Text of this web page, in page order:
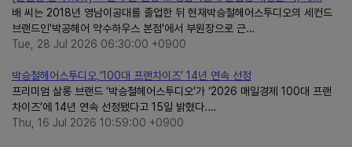
배 씨는 2018년 영남이공대를 졸업한 뒤 현재박승철헤어스투디오의 세컨드
브랜드인'박공헤어 약수하우스 본점'에서 부원장으로 근…
Tue, 28 Jul 2026 06:30:00 +0900
박승철헤어스투디오,‘100대 프랜차이즈’ 14년 연속 선정
프리미엄 살롱 브랜드 ‘박승철헤어스투디오’가 ‘2026 매일경제 100대 프랜
차이즈’에 14년 연속 선정됐다고 15일 밝혔다.…
Thu, 16 Jul 2026 10:59:00 +0900